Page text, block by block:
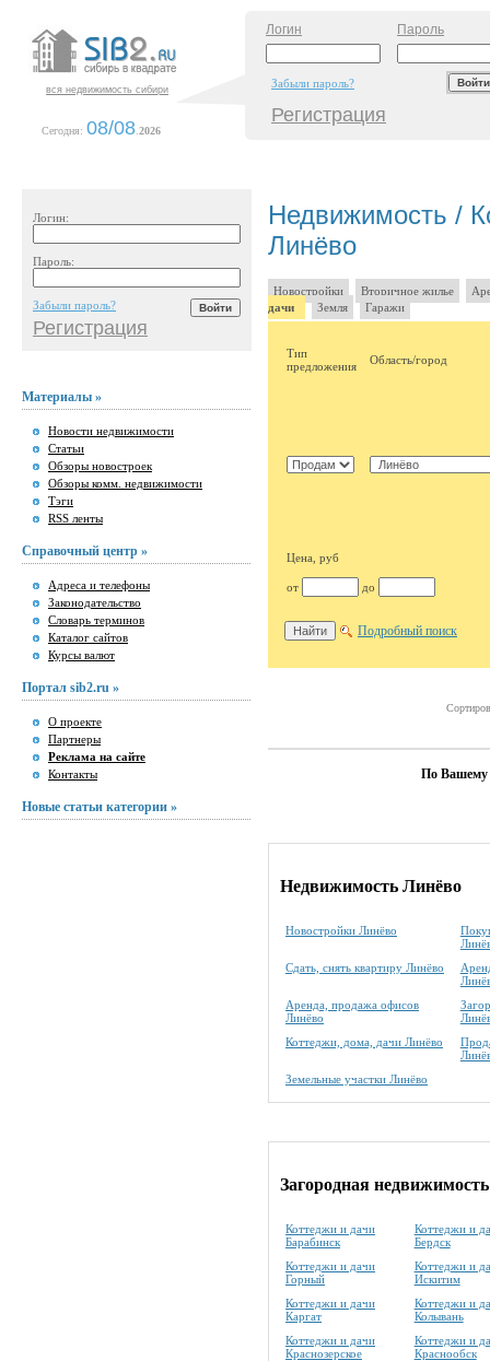
вся недвижимость сибири
Сегодня: 08/08 2026
Логин Пароль
Забыли пароль?
Регистрация
Логин:
Пароль:
Забыли пароль?
Регистрация
Материалы »
Новости недвижимости
Статьи
Обзоры новостроек
Обзоры комм. недвижимости
Тэги
RSS ленты
Справочный центр »
Адреса и телефоны
Законодательство
Словарь терминов
Каталог сайтов
Курсы валют
Портал sib2.ru »
О проекте
Партнеры
Реклама на сайте
Контакты
Новые статьи категории »
Недвижимость /
Линёво
Новостройки Вторичное жилье
дачи
Земля Гаражи
Тип
предложения
Область/город
Цена, руб
от до
Подробный поиск
По Вашему
Недвижимость Линёво
Новостройки Линёво
Сдать, снять квартиру Линёво
Аренда, продажа офисов
Линёво
Коттеджи, дома, дачи Линёво
Земельные участки Линёво
Загородная
Коттеджи и дачи
Барабинск
Коттеджи и
Бердск
Коттеджи и дачи
Горный
Коттеджи и
Искитим
Коттеджи и дачи
Каргат
Коттеджи и
Колывань
Коттеджи и дачи
Краснозерское
Коттеджи и
Краснообск